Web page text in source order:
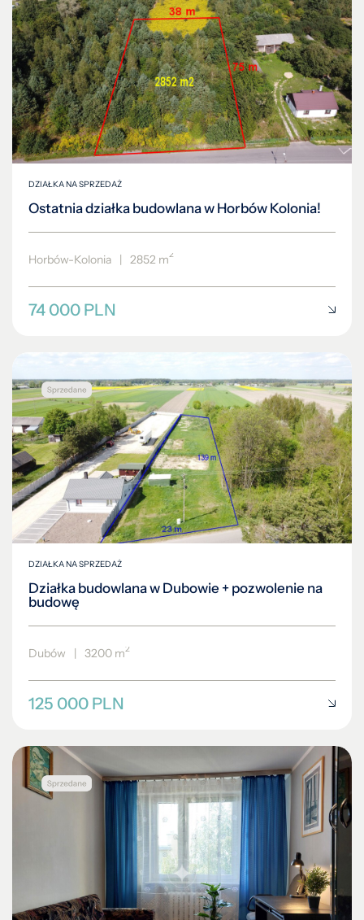
DZIAŁKA NA SPRZEDAŻ
Ostatnia działka budowlana w Horbów Kolonia!
Horbów-Kolonia | 2852 m2
74 000 PLN
DZIAŁKA NA SPRZEDAŻ
Działka budowlana w Dubowie + pozwolenie na
budowę
Dubów | 3200 m2
125 000 PLN